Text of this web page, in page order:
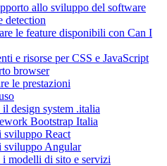
allo sviluppo del software
detection
le feature disponibili con Can I
e risorse per CSS e JavaScript
browser
le prestazioni
design system .italia
Bootstrap Italia
React
sviluppo Angular
modelli di sito e servizi